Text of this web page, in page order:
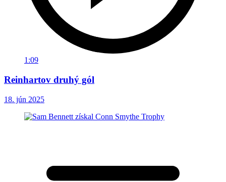
1:09
Reinhartov druhý gól
18. jún 2025